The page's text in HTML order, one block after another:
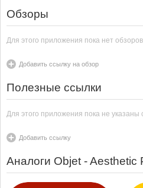
Обзоры
Для этого приложения пока нет обзоров
Добавить ссылку на обзор
Полезные ссылки
Для этого приложения пока не указаны
Добавить ссылку
Аналоги Objet - Aesthetic